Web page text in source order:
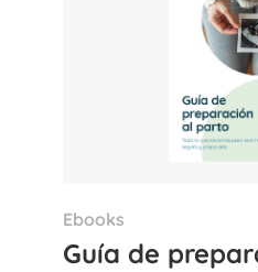
Ebooks
Guía de